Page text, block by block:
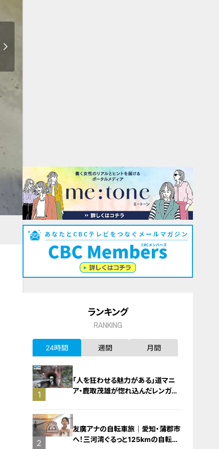
ランキング
RANKING
24時間 週間 月間
1
「人を狂わせる魅力がある」道マニ
ア・鹿取茂雄が惚れ込んだレンガの
2
友廣アナの自転車旅｜愛知・蒲郡市
へ！三河湾ぐるっと125kmの自転車